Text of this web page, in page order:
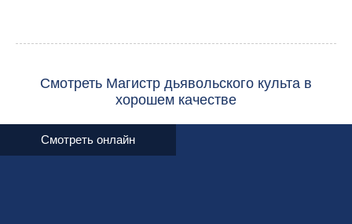
Смотреть Магистр дьявольского культа в
хорошем качестве
Смотреть онлайн